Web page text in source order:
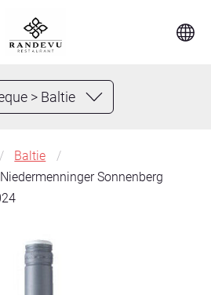
> Baltie
Baltie
Sonnenberg